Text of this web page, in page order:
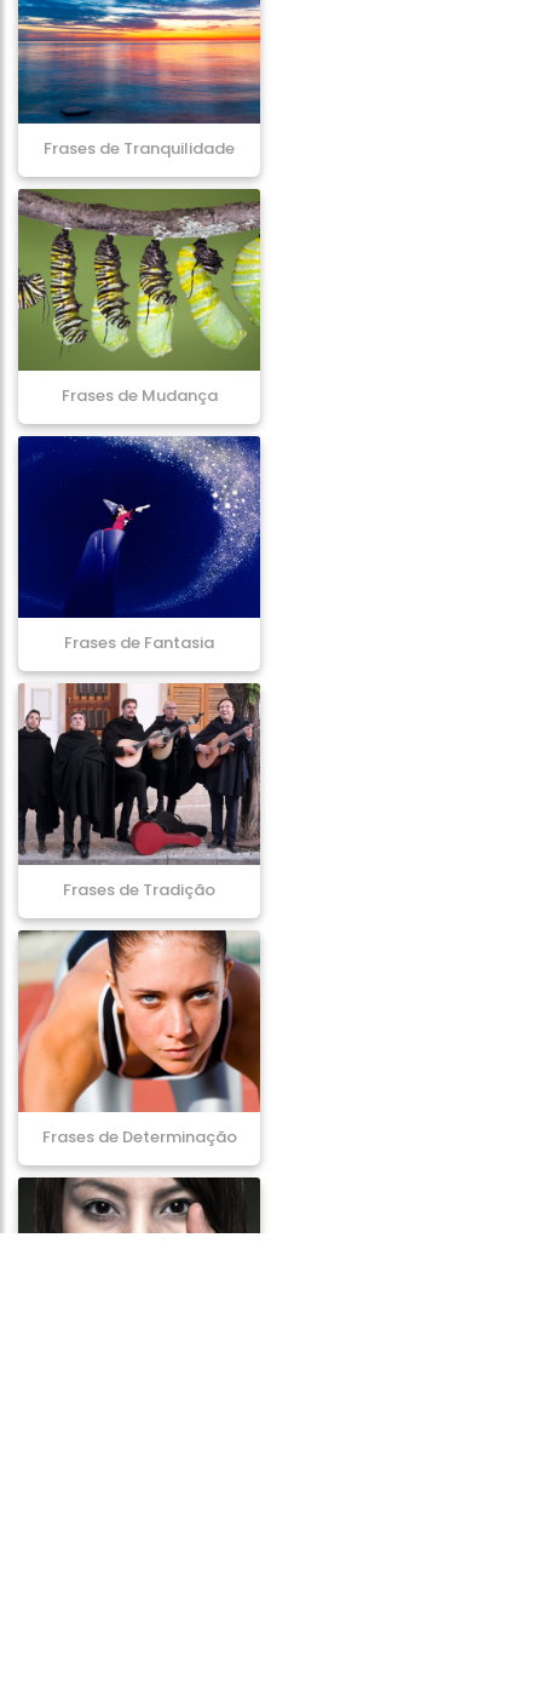
Frases de Tranquilidade
Frases de Mudança
Frases de Fantasia
Frases de Tradição
Frases de Determinação